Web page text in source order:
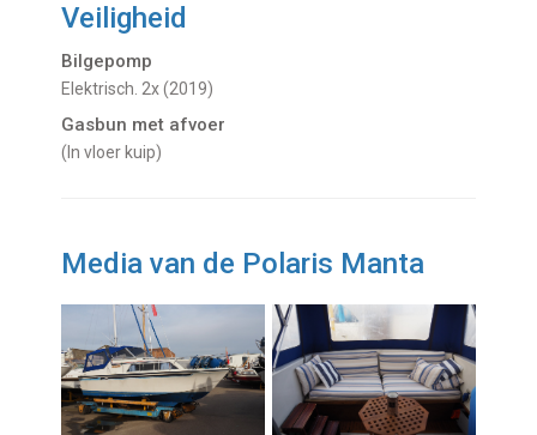
Veiligheid
Bilgepomp
Elektrisch. 2x (2019)
Gasbun met afvoer
(in vloer kuip)
Media van de Polaris Manta